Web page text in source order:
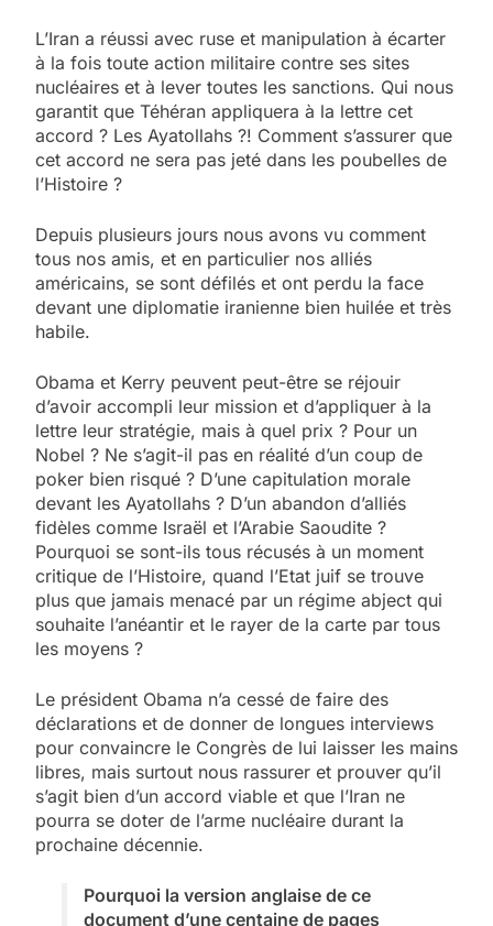
L’Iran a réussi avec ruse et manipulation à écarter
à la fois toute action militaire contre ses sites
nucléaires et à lever toutes les sanctions. Qui nous
garantit que Téhéran appliquera à la lettre cet
accord ? Les Ayatollahs ?! Comment s’assurer que
cet accord ne sera pas jeté dans les poubelles de
l’Histoire ?
Depuis plusieurs jours nous avons vu comment
tous nos amis, et en particulier nos alliés
américains, se sont défilés et ont perdu la face
devant une diplomatie iranienne bien huilée et très
habile.
Obama et Kerry peuvent peut-être se réjouir
d’avoir accompli leur mission et d’appliquer à la
lettre leur stratégie, mais à quel prix ? Pour un
Nobel ? Ne s’agit-il pas en réalité d’un coup de
poker bien risqué ? D’une capitulation morale
devant les Ayatollahs ? D’un abandon d’alliés
fidèles comme Israël et l’Arabie Saoudite ?
Pourquoi se sont-ils tous récusés à un moment
critique de l’Histoire, quand l’Etat juif se trouve
plus que jamais menacé par un régime abject qui
souhaite l’anéantir et le rayer de la carte par tous
les moyens ?
Le président Obama n’a cessé de faire des
déclarations et de donner de longues interviews
pour convaincre le Congrès de lui laisser les mains
libres, mais surtout nous rassurer et prouver qu’il
s’agit bien d’un accord viable et que l’Iran ne
pourra se doter de l’arme nucléaire durant la
prochaine décennie.
Pourquoi la version anglaise de ce
document d’une centaine de pages